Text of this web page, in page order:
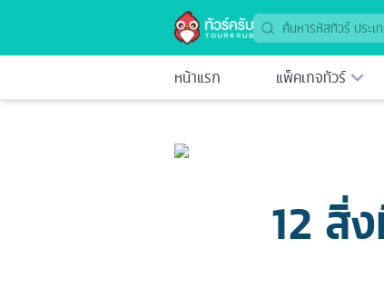
หน้าแรก แพ็คเกจทัวร์
12 สิ่